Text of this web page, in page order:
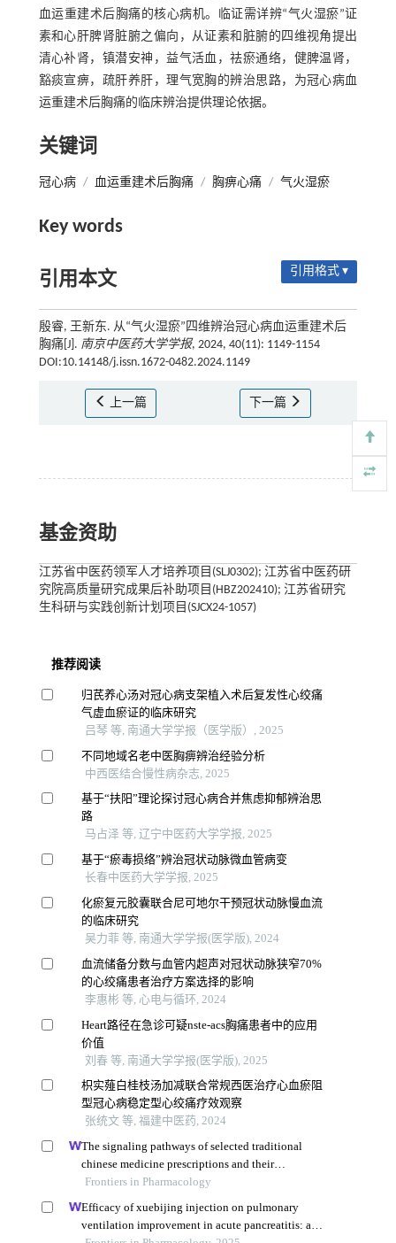
血运重建术后胸痛的核心病机。临证需详辨“气火湿瘀”证
素和心肝脾肾脏腑之偏向，从证素和脏腑的四维视角提出
清心补肾，镇潜安神，益气活血，祛瘀通络，健脾温肾，
豁痰宣痹，疏肝养肝，理气宽胸的辨治思路，为冠心病血
运重建术后胸痛的临床辨治提供理论依据。
关键词
冠心病 / 血运重建术后胸痛 / 胸痹心痛 / 气火湿瘀
Key words
引用本文 引用格式 ▾
殷睿, 王新东. 从“气火湿瘀”四维辨治冠心病血运重建术后
胸痛[J]. 南京中医药大学学报, 2024, 40(11): 1149-1154
DOI:10.14148/j.issn.1672-0482.2024.1149
上一篇 下一篇
基金资助
江苏省中医药领军人才培养项目(SLJ0302); 江苏省中医药研
究院高质量研究成果后补助项目(HBZ202410); 江苏省研究
生科研与实践创新计划项目(SJCX24-1057)